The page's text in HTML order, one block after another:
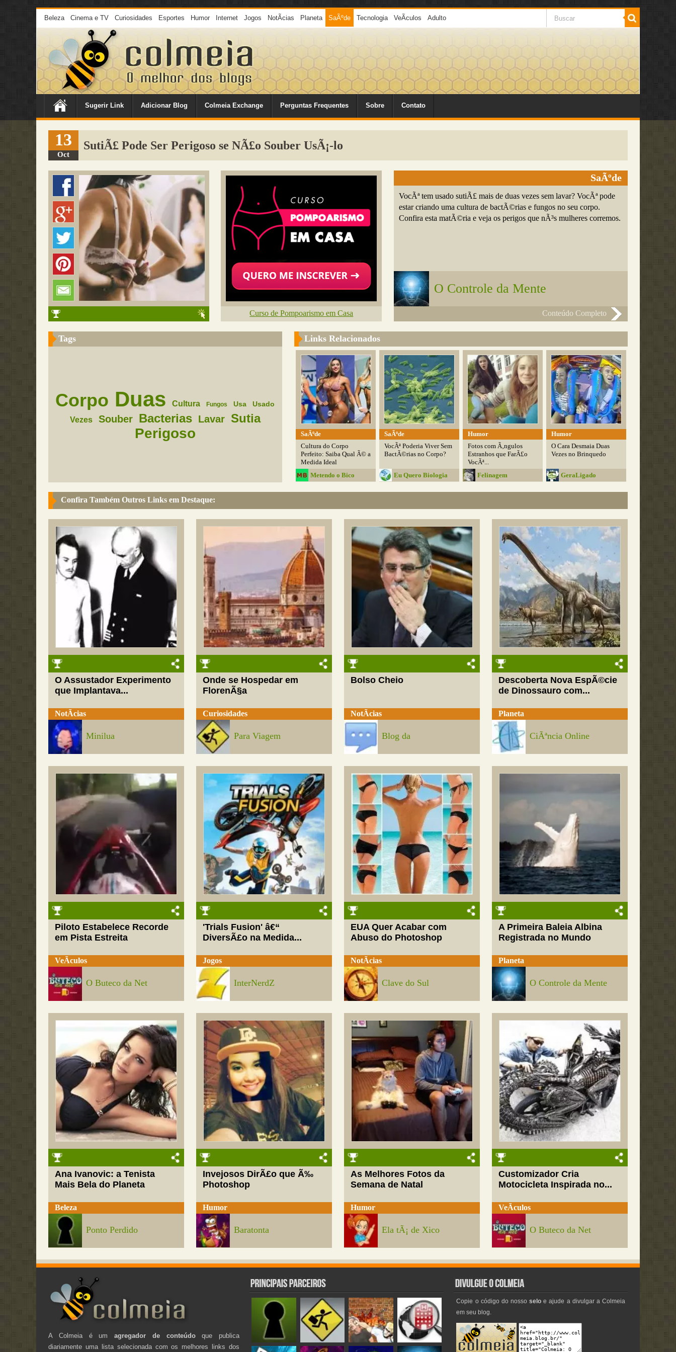
Beleza Cinema e TV Curiosidades Esportes Humor Internet Jogos NotÃ­cias Planeta SaÃºde Tecnologia VeÃ­culos Adulto
Sugerir Link Adicionar Blog Colmeia Exchange Perguntas Frequentes Sobre Contato
13
Oct
SutiÃ£ Pode Ser Perigoso se NÃ£o Souber UsÃ¡-lo
Curso de Pompoarismo em Casa
SaÃºde
VocÃª tem usado sutiÃ£ mais de duas vezes sem lavar? VocÃª pode
estar criando uma cultura de bactÃ©rias e fungos no seu corpo.
Confira esta matÃ©ria e veja os perigos que nÃ³s mulheres corremos.
O Controle da Mente
Conteúdo Completo
Tags
Corpo Duas Cultura Fungos Usa Usado
Vezes Souber Bacterias Lavar Sutia
Perigoso
Links Relacionados
SaÃºde
Cultura do Corpo
Perfeito: Saiba Qual Ã© a
Medida Ideal
Metendo o Bico
SaÃºde
VocÃª Poderia Viver Sem
BactÃ©rias no Corpo?
Eu Quero Biologia
Humor
Fotos com Ã‚ngulos
Estranhos que FarÃ£o
VocÃª...
Felinagem
Humor
O Cara Desmaia Duas
Vezes no Brinquedo
GeraLigado
Confira Também Outros Links em Destaque:
O Assustador Experimento
que Implantava...
NotÃ­cias
Minilua
Onde se Hospedar em
FlorenÃ§a
Curiosidades
Para Viagem
Bolso Cheio
NotÃ­cias
Blog da
Descoberta Nova EspÃ©cie
de Dinossauro com...
Planeta
CiÃªncia Online
Piloto Estabelece Recorde
em Pista Estreita
VeÃ­culos
O Buteco da Net
'Trials Fusion' â€“
DiversÃ£o na Medida...
Jogos
InterNerdZ
EUA Quer Acabar com
Abuso do Photoshop
NotÃ­cias
Clave do Sul
A Primeira Baleia Albina
Registrada no Mundo
Planeta
O Controle da Mente
Ana Ivanovic: a Tenista
Mais Bela do Planeta
Beleza
Ponto Perdido
Invejosos DirÃ£o que Ã‰
Photoshop
Humor
Baratonta
As Melhores Fotos da
Semana de Natal
Humor
Ela tÃ¡ de Xico
Customizador Cria
Motocicleta Inspirada no...
VeÃ­culos
O Buteco da Net
A Colmeia é umagregador de conteúdoque publica
diariamente uma lista selecionada com os melhores links dos
Copie o código do nossoselo e ajude a divulgar a Colmeia
em seu blog.